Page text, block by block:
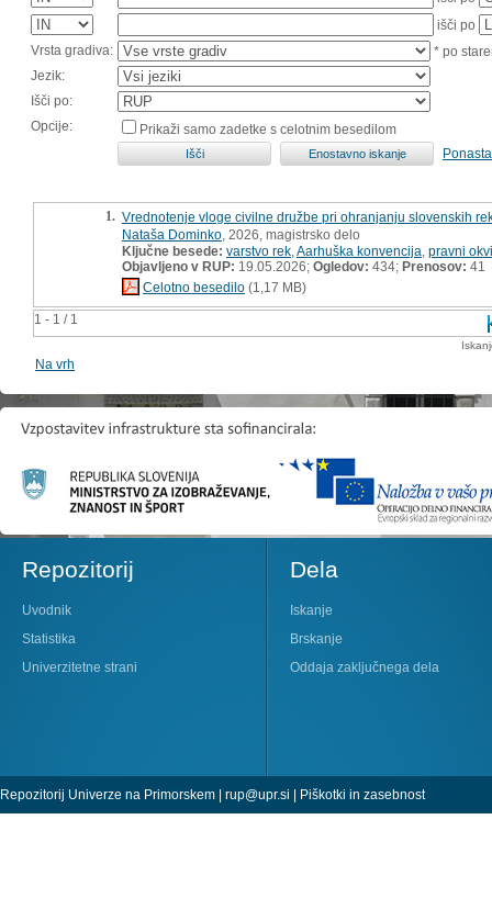
išči po
Vrsta gradiva:
* po
Jezik:
Išči po:
Opcije:
Prikaži samo zadetke s celotnim besedilom
1 - 1 / 1
1. Vrednotenje vloge civilne družbe pri ohranjanju slovenskih
Nataša Dominko , 2026, magistrsko delo
Ključne besede: varstvo rek Aarhuška konvencija pravni
Objavljeno v RUP: 19.05.2026; Ogledov: 434; Prenosov: 41
Celotno besedilo (1,17 MB)
Na vrh
Repozitorij
Uvodnik
Statistika
Univerzitetne strani
Dela
Iskanje
Brskanje
Oddaja zaključnega dela
Repozitorij Univerze na Primorskem | rup@upr.si | Piškotki in zasebnost